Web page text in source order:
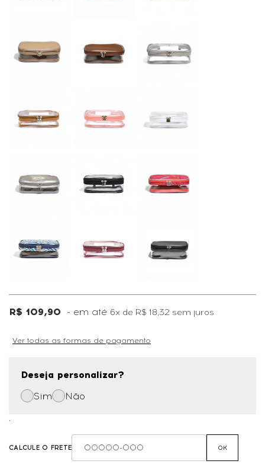
R$ 109,90 6x de R$ 18,32 sem juros
Ver todas as formas de pagamento
Deseja personalizar?
Sim
Não
,
CALCULE O FRETE OK